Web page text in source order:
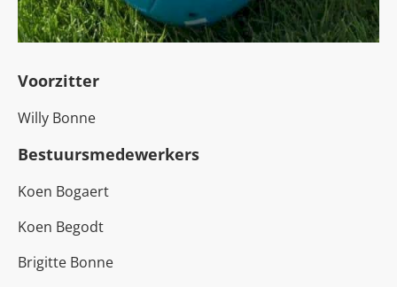
Voorzitter
Willy Bonne
Bestuursmedewerkers
Koen Bogaert
Koen Begodt
Brigitte Bonne